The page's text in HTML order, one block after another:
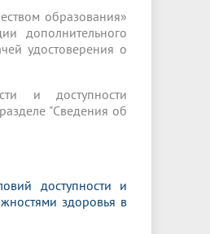
образования»
дополнительного
удостоверения о
и доступности
"Сведения об
доступности и
здоровья в